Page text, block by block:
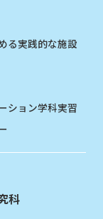
る実践的な施設
ション学科実習
科